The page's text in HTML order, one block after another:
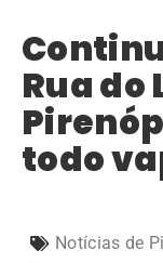
Rua do
todo
Notícias de